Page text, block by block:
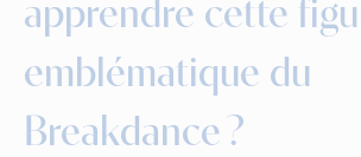
apprendre cette
emblématique du
Breakdance ?